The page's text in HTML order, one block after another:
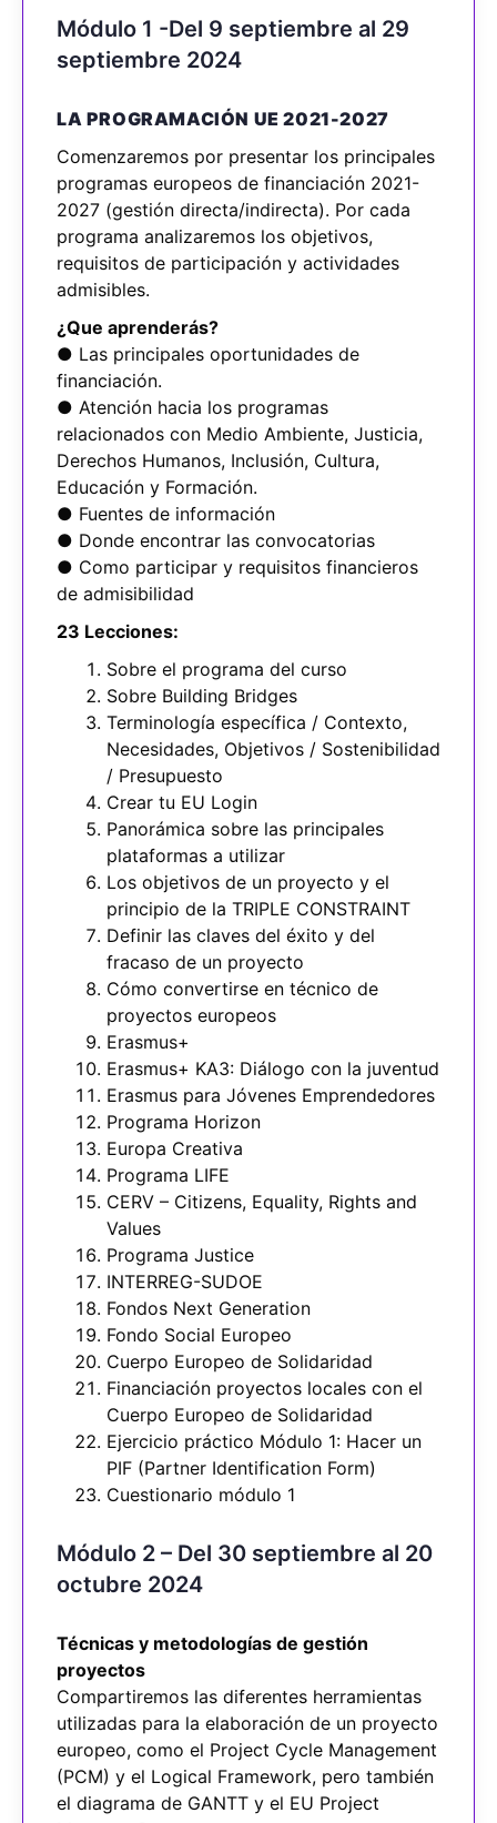
Módulo 1 -Del 9 septiembre al 29
septiembre 2024
LA PROGRAMACIÓN UE 2021-2027
Comenzaremos por presentar los principales
programas europeos de financiación 2021-
2027 (gestión directa/indirecta). Por cada
programa analizaremos los objetivos,
requisitos de participación y actividades
admisibles.
¿Que aprenderás?
● Las principales oportunidades de
financiación.
● Atención hacia los programas
relacionados con Medio Ambiente, Justicia,
Derechos Humanos, Inclusión, Cultura,
Educación y Formación.
● Fuentes de información
● Donde encontrar las convocatorias
● Como participar y requisitos financieros
de admisibilidad
23 Lecciones:
Sobre el programa del curso
Sobre Building Bridges
Terminología específica / Contexto,
Necesidades, Objetivos / Sostenibilidad
/ Presupuesto
Crear tu EU Login
Panorámica sobre las principales
plataformas a utilizar
Los objetivos de un proyecto y el
principio de la TRIPLE CONSTRAINT
Definir las claves del éxito y del
fracaso de un proyecto
Cómo convertirse en técnico de
proyectos europeos
Erasmus+
Erasmus+ KA3: Diálogo con la juventud
Erasmus para Jóvenes Emprendedores
Programa Horizon
Europa Creativa
Programa LIFE
CERV – Citizens, Equality, Rights and
Values
Programa Justice
INTERREG-SUDOE
Fondos Next Generation
Fondo Social Europeo
Cuerpo Europeo de Solidaridad
Financiación proyectos locales con el
Cuerpo Europeo de Solidaridad
Ejercicio práctico Módulo 1: Hacer un
PIF (Partner Identification Form)
Cuestionario módulo 1
Módulo 2 – Del 30 septiembre al 20
octubre 2024
Técnicas y metodologías de gestión
proyectos
Compartiremos las diferentes herramientas
utilizadas para la elaboración de un proyecto
europeo, como el Project Cycle Management
(PCM) y el Logical Framework, pero también
el diagrama de GANTT y el EU Project